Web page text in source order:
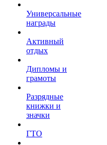
Универсальные
награды
Активный
отдых
Дипломы и
грамоты
Разрядные
книжки и
значки
ГТО